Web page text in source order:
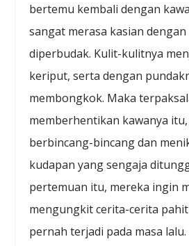
bertemu kembali dengan
sangat merasa kasian
diperbudak. Kulit-kulitnya
keriput, serta dengan
membongkok. Maka
memberhentikan kawanya
berbincang-bincang dan
kudapan yang sengaja
pertemuan itu, mereka ingin
mengungkit cerita-cerita
pernah terjadi pada masa